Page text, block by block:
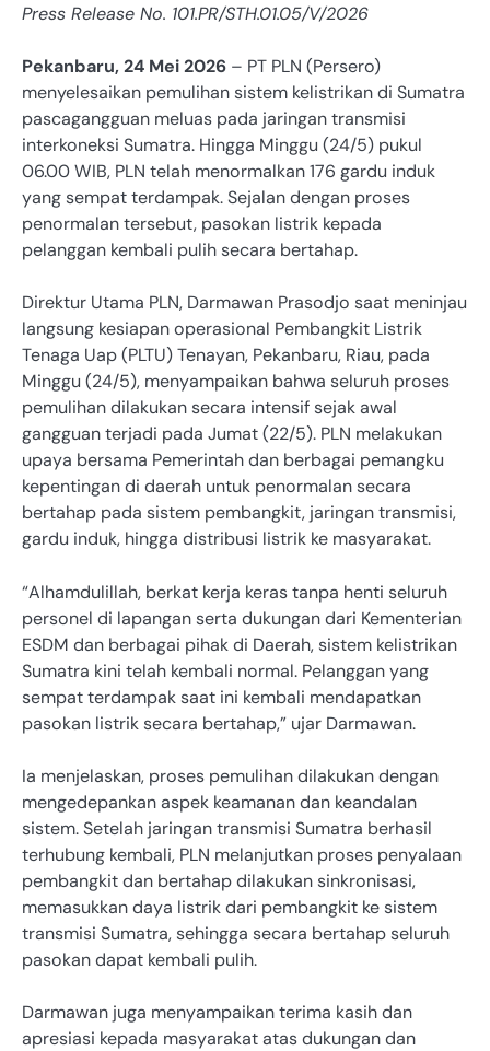
Press Release No. 101.PR/STH.01.05/V/2026
Pekanbaru, 24 Mei 2026 – PT PLN (Persero)
menyelesaikan pemulihan sistem kelistrikan di Sumatra
pascagangguan meluas pada jaringan transmisi
interkoneksi Sumatra. Hingga Minggu (24/5) pukul
06.00 WIB, PLN telah menormalkan 176 gardu induk
yang sempat terdampak. Sejalan dengan proses
penormalan tersebut, pasokan listrik kepada
pelanggan kembali pulih secara bertahap.
Direktur Utama PLN, Darmawan Prasodjo saat meninjau
langsung kesiapan operasional Pembangkit Listrik
Tenaga Uap (PLTU) Tenayan, Pekanbaru, Riau, pada
Minggu (24/5), menyampaikan bahwa seluruh proses
pemulihan dilakukan secara intensif sejak awal
gangguan terjadi pada Jumat (22/5). PLN melakukan
upaya bersama Pemerintah dan berbagai pemangku
kepentingan di daerah untuk penormalan secara
bertahap pada sistem pembangkit, jaringan transmisi,
gardu induk, hingga distribusi listrik ke masyarakat.
“Alhamdulillah, berkat kerja keras tanpa henti seluruh
personel di lapangan serta dukungan dari Kementerian
ESDM dan berbagai pihak di Daerah, sistem kelistrikan
Sumatra kini telah kembali normal. Pelanggan yang
sempat terdampak saat ini kembali mendapatkan
pasokan listrik secara bertahap,” ujar Darmawan.
Ia menjelaskan, proses pemulihan dilakukan dengan
mengedepankan aspek keamanan dan keandalan
sistem. Setelah jaringan transmisi Sumatra berhasil
terhubung kembali, PLN melanjutkan proses penyalaan
pembangkit dan bertahap dilakukan sinkronisasi,
memasukkan daya listrik dari pembangkit ke sistem
transmisi Sumatra, sehingga secara bertahap seluruh
pasokan dapat kembali pulih.
Darmawan juga menyampaikan terima kasih dan
apresiasi kepada masyarakat atas dukungan dan